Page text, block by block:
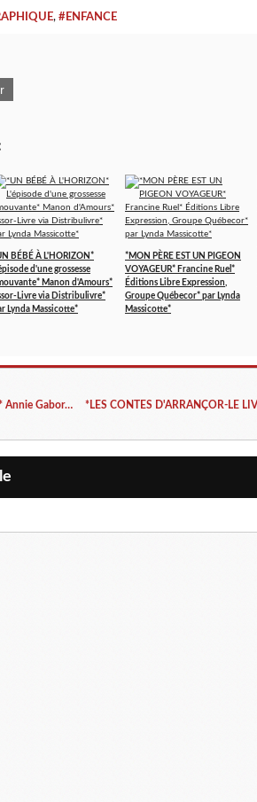
, #ENFANCE
BÉBÉ À L'HORIZON*
d'une grossesse
Manon d'Amours*
Livre via Distribulivre*
Lynda Massicotte*
*MON PÈRE EST UN PIGEON
VOYAGEUR* Francine Ruel*
Éditions Libre Expression,
Groupe Québecor* par Lynda
Massicotte*
*CAPTIVES DES CHEYENNES* Annie Gaborit* Publishroom* par Martine Lévesque*